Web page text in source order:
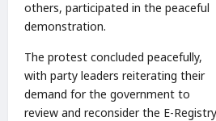
others, participated in the peaceful
demonstration.
The protest concluded peacefully,
with party leaders reiterating their
demand for the government to
review and reconsider the E-Registry